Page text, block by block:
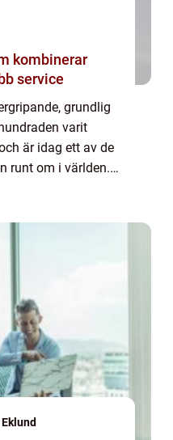
kombinerar
service
grundlig
varit
är idag ett av de
runt om i världen.